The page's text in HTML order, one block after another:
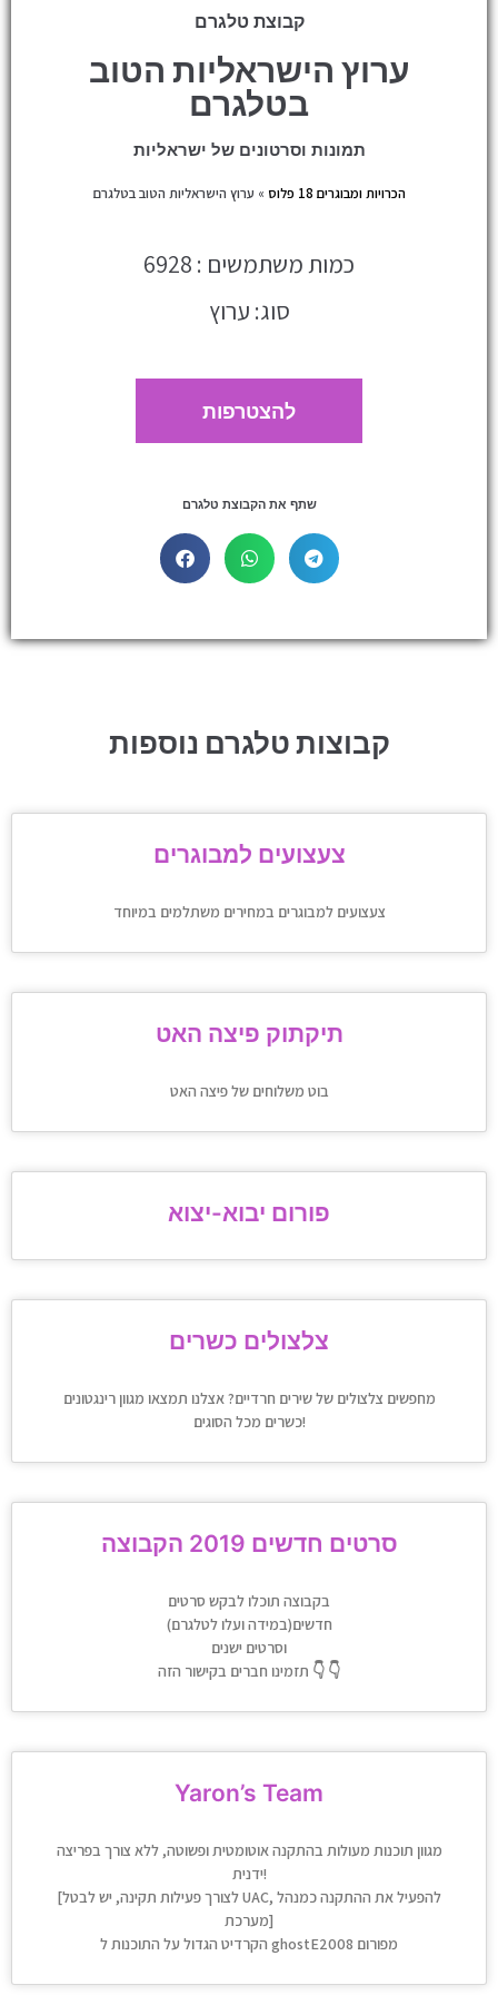
קבוצת טלגרם
ערוץ הישראליות הטוב
בטלגרם
תמונות וסרטונים של ישראליות
הכרויות ומבוגרים 18 פלוס » ערוץ הישראליות הטוב בטלגרם
כמות משתמשים : 6928
סוג: ערוץ
להצטרפות
שתף את הקבוצת טלגרם
קבוצות טלגרם נוספות
צעצועים למבוגרים
צעצועים למבוגרים במחירים משתלמים במיוחד
תיקתוק פיצה האט
בוט משלוחים של פיצה האט
פורום יבוא-יצוא
צלצולים כשרים
מחפשים צלצולים של שירים חרדיים? אצלנו תמצאו מגוון רינגטונים
כשרים מכל הסוגים!
סרטים חדשים 2019 הקבוצה
בקבוצה תוכלו לבקש סרטים
חדשים(במידה ועלו לטלגרם)
וסרטים ישנים
תזמינו חברים בקישור הזה 👇 👇
Yaron’s Team
מגוון תוכנות מעולות בהתקנה אוטומטית ופשוטה, ללא צורך בפריצה
ידנית!
[לצורך פעילות תקינה, יש לבטל UAC, להפעיל את ההתקנה כמנהל
מערכת]
הקרדיט הגדול על התוכנות ל ghostE2008 מפורום